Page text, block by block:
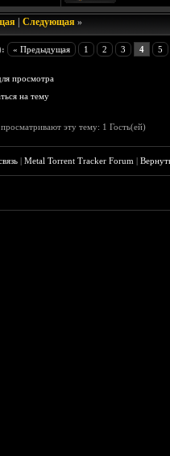
|Следующая »
« Предыдущая 1 2 3 4 5
просмотра
на тему
просматривают эту тему: 1 Гость(ей)
|Metal Torrent Tracker Forum |